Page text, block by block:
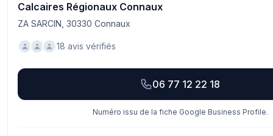
Calcaires Régionaux Connaux
ZA SARCIN, 30330 Connaux
18 avis vérifiés
06 77 12 22 18
Numéro issu de la fiche Google Business Profile.